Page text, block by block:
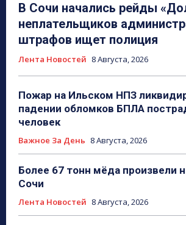
В Сочи начались рейды
неплательщиков
штрафов ищет полиция
Лента Новостей 8 Августа, 2026
Пожар на Ильском НПЗ
падении обломков БПЛА
человек
Важное За День 8 Августа, 2026
Более 67 тонн мёда произвели
Сочи
Лента Новостей 8 Августа, 2026